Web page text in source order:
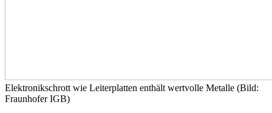
Elektronikschrott wie Leiterplatten enthält wertvolle Metalle (Bild:
Fraunhofer IGB)